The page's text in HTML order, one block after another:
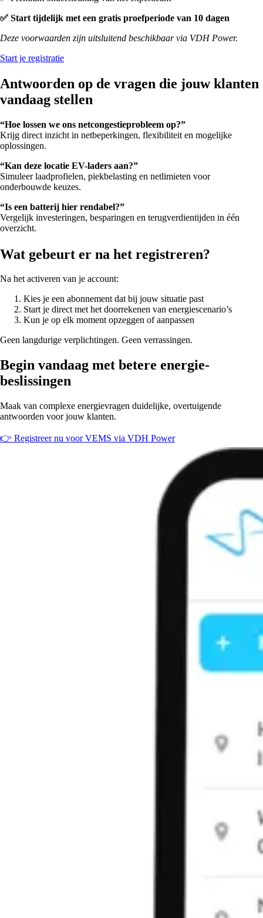
✅ Start tijdelijk met een gratis proefperiode van 10 dagen
Deze voorwaarden zijn uitsluitend beschikbaar via VDH Power.
Start je registratie
Antwoorden op de vragen die jouw klanten
vandaag stellen
“Hoe lossen we ons netcongestieprobleem op?”
Krijg direct inzicht in netbeperkingen, flexibiliteit en mogelijke
oplossingen.
“Kan deze locatie EV-laders aan?”
Simuleer laadprofielen, piekbelasting en netlimieten voor
onderbouwde keuzes.
“Is een batterij hier rendabel?”
Vergelijk investeringen, besparingen en terugverdientijden in één
overzicht.
Wat gebeurt er na het registreren?
Na het activeren van je account:
Kies je een abonnement dat bij jouw situatie past
Start je direct met het doorrekenen van energiescenario’s
Kun je op elk moment opzeggen of aanpassen
Geen langdurige verplichtingen. Geen verrassingen.
Begin vandaag met betere energie-
beslissingen
Maak van complexe energievragen duidelijke, overtuigende
antwoorden voor jouw klanten.
👉 Registreer nu voor VEMS via VDH Power